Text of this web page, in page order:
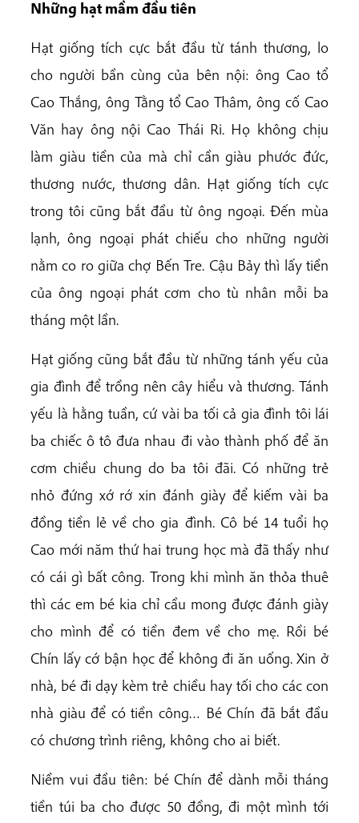
Những hạt mầm đầu tiên
Hạt giống tích cực bắt đầu từ tánh thương, lo
cho người bần cùng của bên nội: ông Cao tổ
Cao Thắng, ông Tằng tổ Cao Thâm, ông cố Cao
Văn hay ông nội Cao Thái Ri. Họ không chịu
làm giàu tiền của mà chỉ cần giàu phước đức,
thương nước, thương dân. Hạt giống tích cực
trong tôi cũng bắt đầu từ ông ngoại. Đến mùa
lạnh, ông ngoại phát chiếu cho những người
nằm co ro giữa chợ Bến Tre. Cậu Bảy thì lấy tiền
của ông ngoại phát cơm cho tù nhân mỗi ba
tháng một lần.
Hạt giống cũng bắt đầu từ những tánh yếu của
gia đình để trồng nên cây hiểu và thương. Tánh
yếu là hằng tuần, cứ vài ba tối cả gia đình tôi lái
ba chiếc ô tô đưa nhau đi vào thành phố để ăn
cơm chiều chung do ba tôi đãi. Có những trẻ
nhỏ đứng xớ rớ xin đánh giày để kiếm vài ba
đồng tiền lẻ về cho gia đình. Cô bé 14 tuổi họ
Cao mới năm thứ hai trung học mà đã thấy như
có cái gì bất công. Trong khi mình ăn thỏa thuê
thì các em bé kia chỉ cầu mong được đánh giày
cho mình để có tiền đem về cho mẹ. Rồi bé
Chín lấy cớ bận học để không đi ăn uống. Xin ở
nhà, bé đi dạy kèm trẻ chiều hay tối cho các con
nhà giàu để có tiền công… Bé Chín đã bắt đầu
có chương trình riêng, không cho ai biết.
Niềm vui đầu tiên: bé Chín để dành mỗi tháng
tiền túi ba cho được 50 đồng, đi một mình tới